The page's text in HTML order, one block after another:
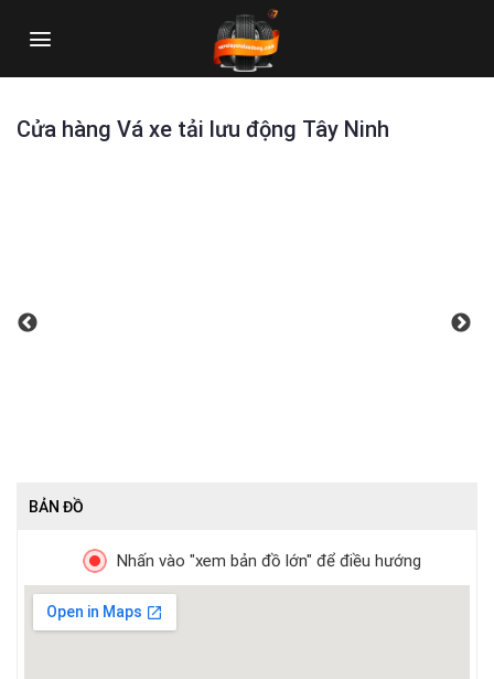
Cửa hàng Vá xe tải lưu động Tây Ninh
BẢN ĐỒ
Nhấn vào "xem bản đồ lớn" để điều hướng